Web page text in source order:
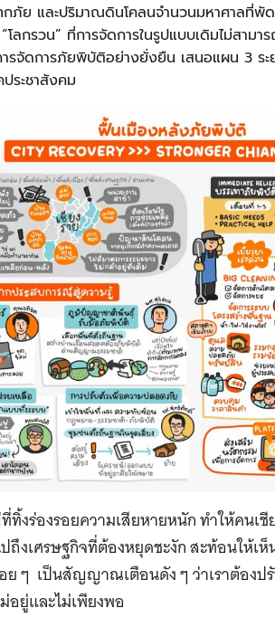
ภัย และปริมาณดินโคลนจำนวนมหาศาลที่พั
ลกรวน” ที่การจัดการในรูปแบบเดิมไม่สาม
ารจัดการภัยพิบัติอย่างยั่งยืน เสนอแผน 3 ร
ประชาสังคม
งร่องรอยความเสียหายหนัก ทำให้คนเ
ปถึงเศรษฐกิจที่ต้องหยุดชะงัก สะท้อนให้
ย ๆ เป็นสัญญาณเตือนดัง ๆ ว่าเราต้อง
อยู่และไม่เพียงพอ